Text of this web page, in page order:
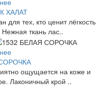
ХАЛАТ
для тех, кто ценит лёгкость
ткань лас..
ощущается на коже и
Лаконичный крой ..